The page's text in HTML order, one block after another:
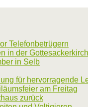
Telefonbetrügern
in der
in Selb
für hervorragende
am Freitag
zurück